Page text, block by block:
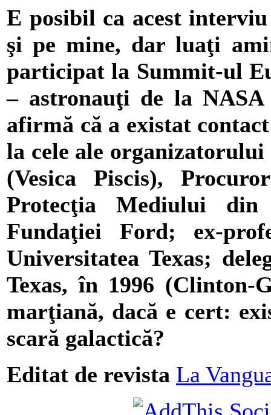
E posibil ca acest
şi pe mine, dar luaţi
participat la Summit-ul
– astronauţi de la
afirmă că a existat
la cele ale
(Vesica Piscis),
Protecţia Mediului
Fundaţiei Ford; ex-
Universitatea Texas;
Texas, în 1996 (Clinton-
marţiană, dacă e cert:
scară galactică?
Editat de revista La